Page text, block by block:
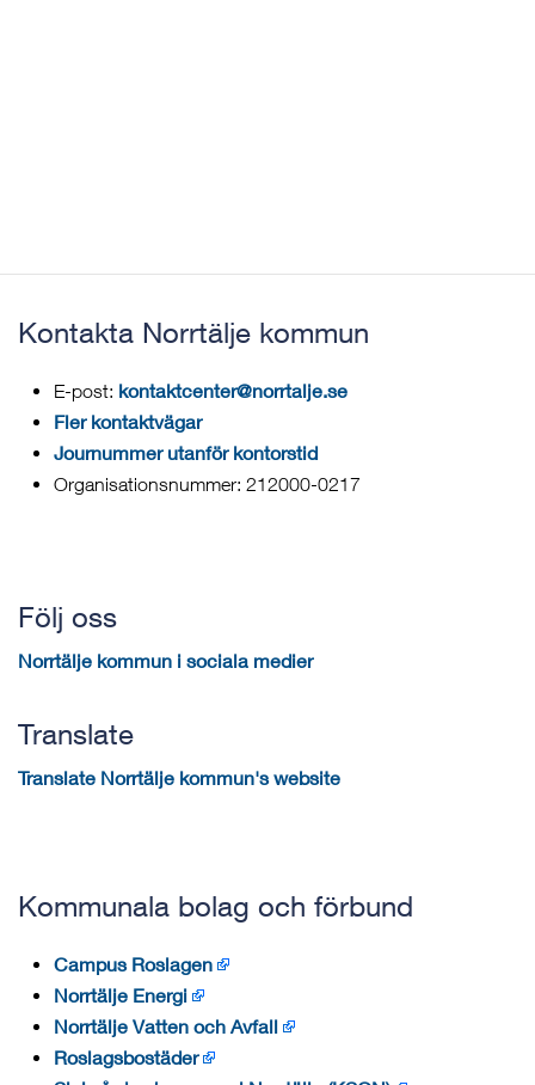
Kontakta Norrtälje kommun
E-post: kontaktcenter@norrtalje.se
Fler kontaktvägar
Journummer utanför kontorstid
Organisationsnummer: 212000-0217
Följ oss
Norrtälje kommun i sociala medier
Translate
Translate Norrtälje kommun's website
Kommunala bolag och förbund
Campus Roslagen
Norrtälje Energi
Norrtälje Vatten och Avfall
Roslagsbostäder